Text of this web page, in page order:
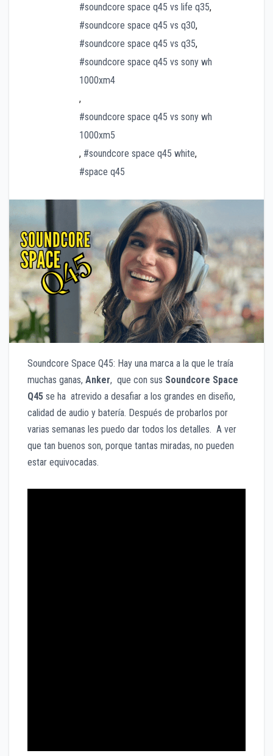
#soundcore space q45 vs life q35,
#soundcore space q45 vs q30,
#soundcore space q45 vs q35,
#soundcore space q45 vs sony wh
1000xm4
,
#soundcore space q45 vs sony wh
1000xm5
, #soundcore space q45 white,
#space q45
Soundcore Space Q45: Hay una marca a la que le traía
muchas ganas, Anker, que con sus Soundcore Space
Q45 se ha atrevido a desafiar a los grandes en diseño,
calidad de audio y batería. Después de probarlos por
varias semanas les puedo dar todos los detalles. A ver
que tan buenos son, porque tantas miradas, no pueden
estar equivocadas.